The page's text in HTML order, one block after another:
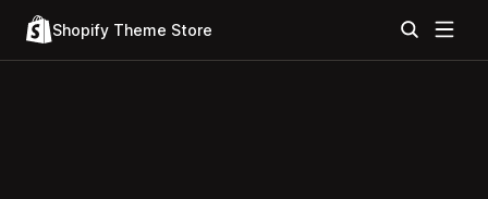
Shopify Theme Store